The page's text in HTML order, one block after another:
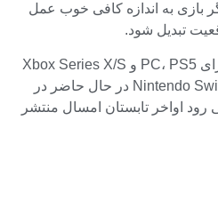
بازی به اندازه کافی خوب عمل
تبدیل شود.
” در 29 می برای PC، PS5 و Xbox Series X/S
عرضه می شود. نسخه Nintendo Switch 2 در حال حاضر در
اواخر تابستان امسال منتشر